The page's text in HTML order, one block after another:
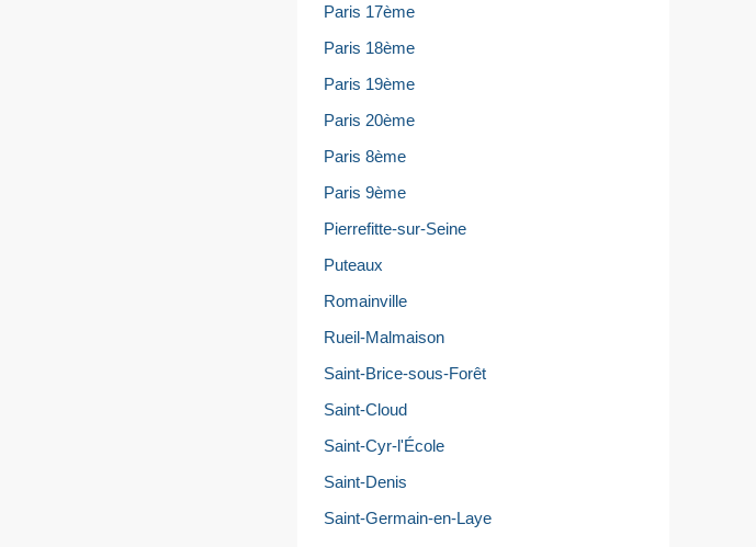
Paris 17ème
Paris 18ème
Paris 19ème
Paris 20ème
Paris 8ème
Paris 9ème
Pierrefitte-sur-Seine
Puteaux
Romainville
Rueil-Malmaison
Saint-Brice-sous-Forêt
Saint-Cloud
Saint-Cyr-l'École
Saint-Denis
Saint-Germain-en-Laye